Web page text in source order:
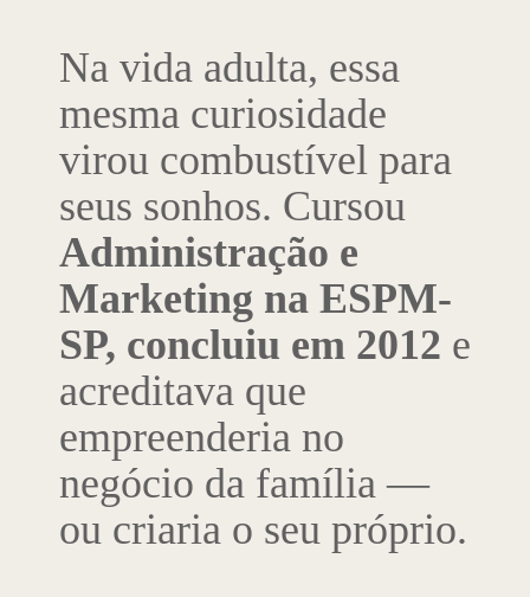
Na vida adulta, essa
mesma curiosidade
virou combustível para
seus sonhos. Cursou
Administração e
Marketing na ESPM-
SP, concluiu em 2012 e
acreditava que
empreenderia no
negócio da família —
ou criaria o seu próprio.